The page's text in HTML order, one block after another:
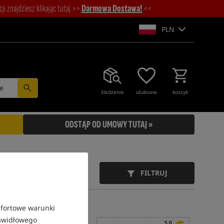
warunki
znajdziesz klikając tutaj >>Darmowa Dostawa! <<
PLN
śledzenie ulubione koszyk
ODSTĄP OD UMOWY TUTAJ »
FILTRUJ
5,0